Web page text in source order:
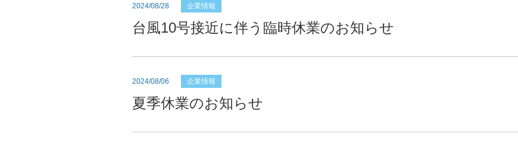
2024/08/28 企業情報
台風10号接近に伴う臨時休業のお知らせ
2024/08/06 企業情報
夏季休業のお知らせ